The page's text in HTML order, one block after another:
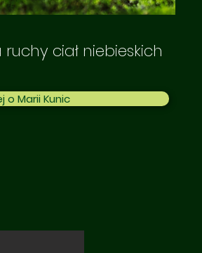
ciał niebieskich
o Marii Kunic